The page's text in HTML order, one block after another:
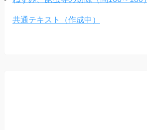
共通テキスト（作成中）